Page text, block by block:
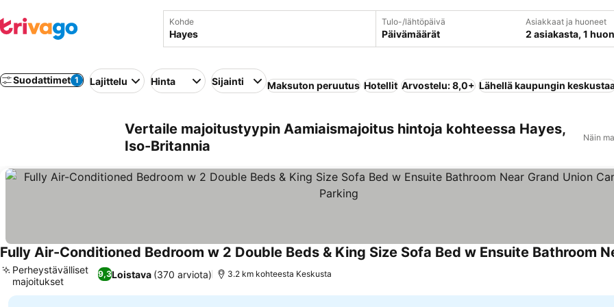
Kohde Tulo-/lähtöpäivä
Päivämäärät
Asiakkaat ja huoneet
2 asiakasta, 1
Suodattimet 1 Lajittelu Hinta Sijainti Maksuton peruutus Hotellit Arvostelu: 8,0+ Lähellä kaupungin
Vertaile majoitustyypin Aamiaismajoitus hintoja kohteessa Hayes,
Iso-Britannia
Näin
9,3Loistava (370 arviota)
Perheystävälliset
majoitukset
3.2 km kohteesta Keskusta